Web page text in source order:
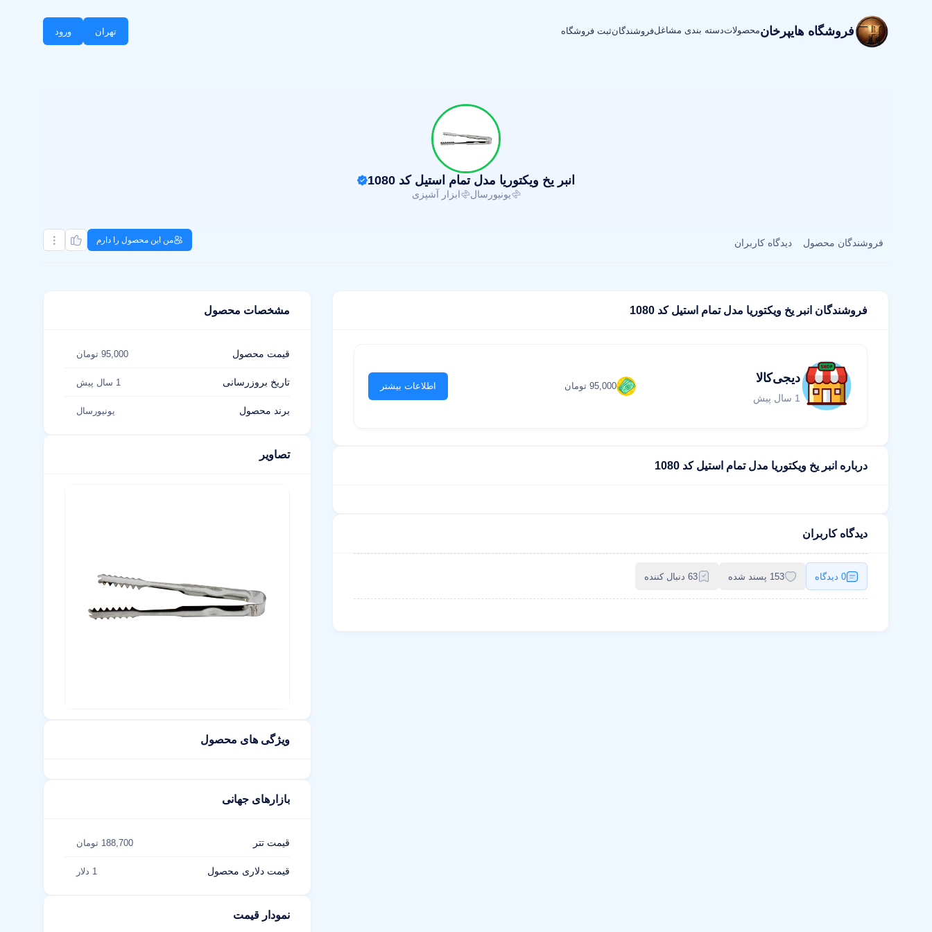
فروشگاه هایپرخانمحصولاتدسته بندی مشاغلفروشندگانثبت فروشگاه تهران ورود
انبر یخ ویکتوریا مدل تمام استیل کد 1080
یونیورسال ابزار آشپزی
فروشندگان محصول دیدگاه کاربران من این محصول را دارم
فروشندگان انبر یخ ویکتوریا مدل تمام استیل کد 1080
دیجی‌کالا
1 سال پیش
95,000 تومان اطلاعات بیشتر
درباره انبر یخ ویکتوریا مدل تمام استیل کد 1080
دیدگاه کاربران
0 دیدگاه 153 پسند شده 63 دنبال کننده
مشخصات محصول
قیمت محصول 95,000 تومان
تاریخ بروزرسانی 1 سال پیش
برند محصول یونیورسال
تصاویر
ویژگی های محصول
بازارهای جهانی
قیمت تتر 188,700 تومان
قیمت دلاری محصول 1 دلار
نمودار قیمت